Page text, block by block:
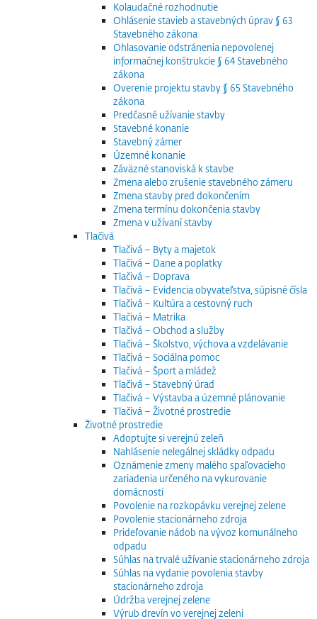
Kolaudačné rozhodnutie
Ohlásenie stavieb a stavebných úprav § 63
Stavebného zákona
Ohlasovanie odstránenia nepovolenej
informačnej konštrukcie § 64 Stavebného
zákona
Overenie projektu stavby § 65 Stavebného
zákona
Predčasné užívanie stavby
Stavebné konanie
Stavebný zámer
Územné konanie
Záväzné stanoviská k stavbe
Zmena alebo zrušenie stavebného zámeru
Zmena stavby pred dokončením
Zmena termínu dokončenia stavby
Zmena v užívaní stavby
Tlačivá
Tlačivá – Byty a majetok
Tlačivá – Dane a poplatky
Tlačivá – Doprava
Tlačivá – Evidencia obyvateľstva, súpisné čísla
Tlačivá – Kultúra a cestovný ruch
Tlačivá – Matrika
Tlačivá – Obchod a služby
Tlačivá – Školstvo, výchova a vzdelávanie
Tlačivá – Sociálna pomoc
Tlačivá – Šport a mládež
Tlačivá – Stavebný úrad
Tlačivá – Výstavba a územné plánovanie
Tlačivá – Životné prostredie
Životné prostredie
Adoptujte si verejnú zeleň
Nahlásenie nelegálnej skládky odpadu
Oznámenie zmeny malého spaľovacieho
zariadenia určeného na vykurovanie
domácnosti
Povolenie na rozkopávku verejnej zelene
Povolenie stacionárneho zdroja
Prideľovanie nádob na vývoz komunálneho
odpadu
Súhlas na trvalé užívanie stacionárneho zdroja
Súhlas na vydanie povolenia stavby
stacionárneho zdroja
Údržba verejnej zelene
Výrub drevín vo verejnej zeleni